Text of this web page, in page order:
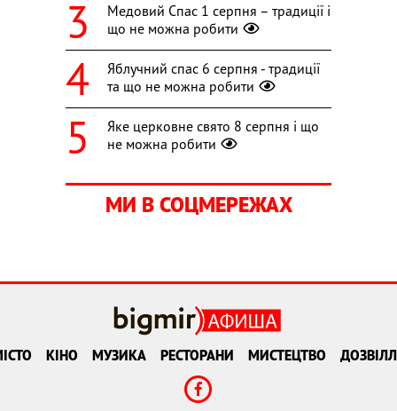
Медовий Спас 1 серпня – традиції і
що не можна робити
Яблучний спас 6 серпня - традиції
та що не можна робити
Яке церковне свято 8 серпня і що
не можна робити
МИ В СОЦМЕРЕЖАХ
КІНО МУЗИКА РЕСТОРАНИ МИСТЕЦТВО